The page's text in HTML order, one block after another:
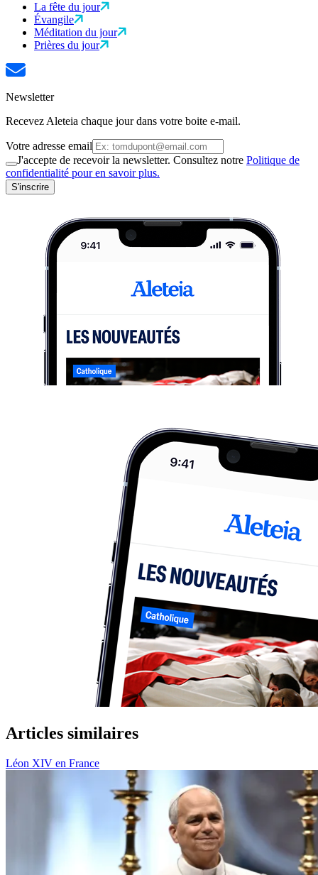
La fête du jour
Évangile
Méditation du jour
Prières du jour
Newsletter
Recevez Aleteia chaque jour dans votre boite e-mail.
Votre adresse email
J'accepte de recevoir la newsletter. Consultez notre Politique de
confidentialité pour en savoir plus.
S'inscrire
Articles similaires
Léon XIV en France